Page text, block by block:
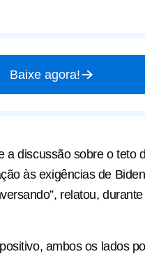
Baixe agora!
a discussão sobre o teto
às exigências de
relatou,
ambos os lados